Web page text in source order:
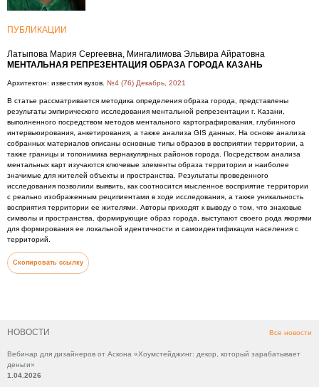
НОВОСТИ Все новости
Вебинар для дизайнеров от Аскона «Хоумстейджинг: декор, который зарабатывает
деньги»
1.04.2026
ПУБЛИКАЦИИ
Латыпова Мария Сергеевна, Мингалимова Эльвира Айратовна
МЕНТАЛЬНАЯ РЕПРЕЗЕНТАЦИЯ ОБРАЗА ГОРОДА КАЗАНЬ
Архитектон: известия вузов. №4 (76) Декабрь, 2021
В статье рассматривается методика определения образа города, представлены
результаты эмпирического исследования ментальной репрезентации г. Казани,
выполненного посредством методов ментального картографирования, глубинного
интервьюирования, анкетирования, а также анализа GIS данных. На основе анализа
собранных материалов описаны основные типы образов в восприятии территории, а
также границы и топонимика вернакулярных районов города. Посредством анализа
ментальных карт изучаются ключевые элементы образа территории и наиболее
значимые для жителей объекты и пространства. Результаты проведенного
исследования позволили выявить, как соотносится мысленное восприятие территории
с реально изображенным реципиентами в ходе исследования, а также уникальность
восприятия территории ее жителями. Авторы приходят к выводу о том, что знаковые
символы и пространства, формирующие образ города, выступают своего рода якорями
для формирования ее локальной идентичности и самоидентификации населения с
территорий.
Скопировать ссылку